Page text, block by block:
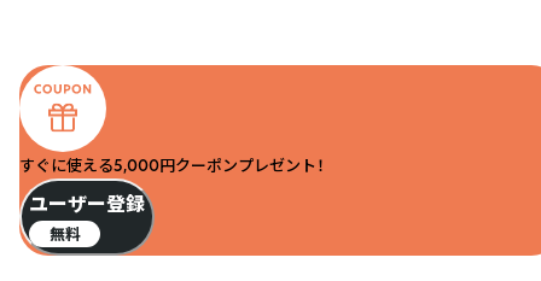
すぐに使える5,000円クーポンプレゼント！
ユーザー登録
無料